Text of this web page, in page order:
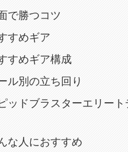
で勝つコツ
すめギア
すめギア構成
ル別の立ち回り
ッドブラスターエリー
な人におすすめ